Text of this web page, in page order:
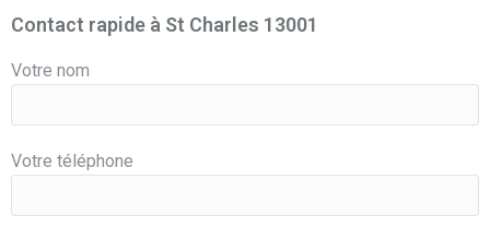
Contact rapide à St Charles 13001
Votre nom
Votre téléphone